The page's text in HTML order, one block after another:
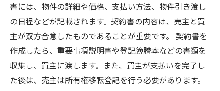
書には、物件の詳細や価格、支払い方法、物件引き渡し
の日程などが記載されます。契約書の内容は、売主と買
主が双方合意したものであることが重要です。 契約書を
作成したら、重要事項説明書や登記簿謄本などの書類を
収集し、買主に渡します。また、買主が支払いを完了し
た後は、売主は所有権移転登記を行う必要があります。